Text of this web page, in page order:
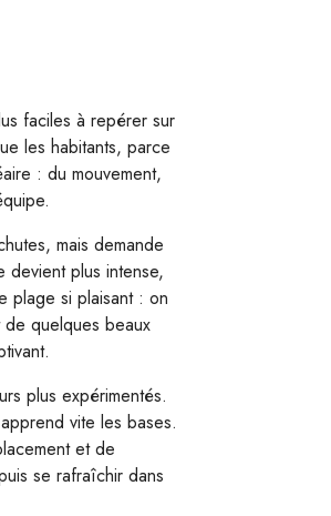
faciles à repérer sur
les habitants, parce
: du mouvement,
mais demande
devient plus intense,
plage si plaisant : on
quelques beaux
plus expérimentés.
vite les bases.
et de
se rafraîchir dans